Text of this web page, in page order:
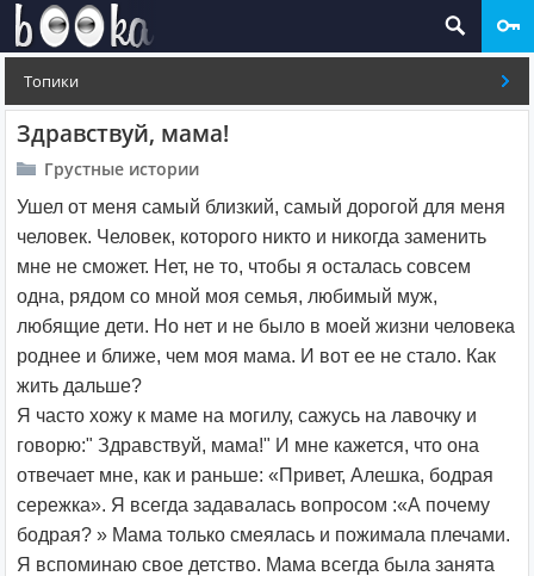
Топики
Здравствуй, мама!
Грустные истории
Ушел от меня самый близкий, самый дорогой для меня
человек. Человек, которого никто и никогда заменить
мне не сможет. Нет, не то, чтобы я осталась совсем
одна, рядом со мной моя семья, любимый муж,
любящие дети. Но нет и не было в моей жизни человека
роднее и ближе, чем моя мама. И вот ее не стало. Как
жить дальше?
Я часто хожу к маме на могилу, сажусь на лавочку и
говорю:" Здравствуй, мама!" И мне кажется, что она
отвечает мне, как и раньше: «Привет, Алешка, бодрая
сережка». Я всегда задавалась вопросом :«А почему
бодрая? » Мама только смеялась и пожимала плечами.
Я вспоминаю свое детство. Мама всегда была занята